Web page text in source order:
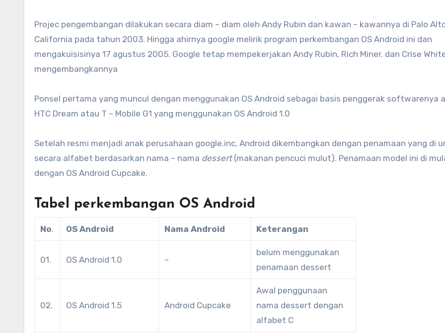
Projec pengembangan dilakukan secara diam – diam oleh Andy Rubin dan kawan – kawannya di Palo
California pada tahun 2003. Hingga ahirnya google melirik program perkembangan OS Android ini dan
mengakuisisinya 17 agustus 2005. Google tetap mempekerjakan Andy Rubin, Rich Miner. dan Crise
mengembangkannya
Ponsel pertama yang muncul dengan menggunakan OS Android sebagai basis penggerak softwarenya
HTC Dream atau T – Mobile G1 yang menggunakan OS Android 1.0
Setelah resmi menjadi anak perusahaan google.inc, Android dikembangkan dengan penamaan yang di
secara alfabet berdasarkan nama – nama dessert(makanan pencuci mulut). Penamaan model ini di
dengan OS Android Cupcake.
Tabel perkembangan OS Android
No. OS Android Nama Android Keterangan
01. OS Android 1.0 –
belum menggunakan
penamaan dessert
02. OS Android 1.5 Android Cupcake
Awal penggunaan
nama dessert dengan
alfabet C